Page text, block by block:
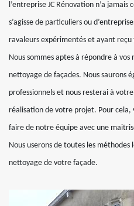
l’entreprise JC Rénovation n’a jamais
s’agisse de particuliers ou
ravaleurs expérimentés et ayant
Nous sommes aptes à répondre à
nettoyage de façades. Nous saurons
professionnels et nous resterai à
réalisation de votre projet. Pour cela,
faire de notre équipe avec une
Nous userons de toutes les méthodes
nettoyage de votre façade.